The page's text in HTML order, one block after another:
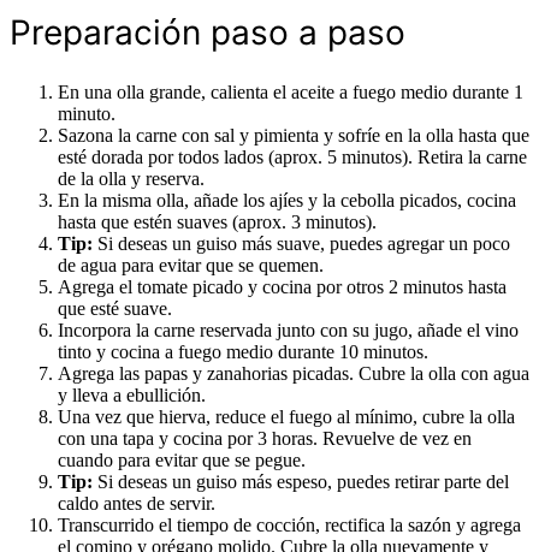
Preparación paso a paso
En una olla grande, calienta el aceite a fuego medio durante 1
minuto.
Sazona la carne con sal y pimienta y sofríe en la olla hasta que
esté dorada por todos lados (aprox. 5 minutos). Retira la carne
de la olla y reserva.
En la misma olla, añade los ajíes y la cebolla picados, cocina
hasta que estén suaves (aprox. 3 minutos).
Tip: Si deseas un guiso más suave, puedes agregar un poco
de agua para evitar que se quemen.
Agrega el tomate picado y cocina por otros 2 minutos hasta
que esté suave.
Incorpora la carne reservada junto con su jugo, añade el vino
tinto y cocina a fuego medio durante 10 minutos.
Agrega las papas y zanahorias picadas. Cubre la olla con agua
y lleva a ebullición.
Una vez que hierva, reduce el fuego al mínimo, cubre la olla
con una tapa y cocina por 3 horas. Revuelve de vez en
cuando para evitar que se pegue.
Tip: Si deseas un guiso más espeso, puedes retirar parte del
caldo antes de servir.
Transcurrido el tiempo de cocción, rectifica la sazón y agrega
el comino y orégano molido. Cubre la olla nuevamente y